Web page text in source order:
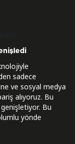
sadece
ve sosyal medya
alıyoruz. Bu
genişletiyor. Bu
yönde